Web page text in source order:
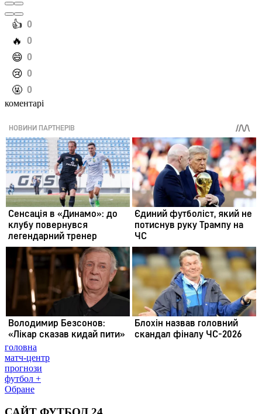
️👍 0
️🔥 0
️😄 0
️😢 0
️🤬 0
коментарі
головна
матч-центр
прогнози
футбол +
Обране